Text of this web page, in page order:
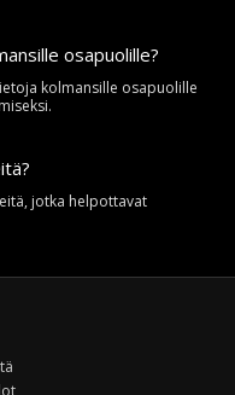
osapuolille?
kolmansille osapuolille
jotka helpottavat